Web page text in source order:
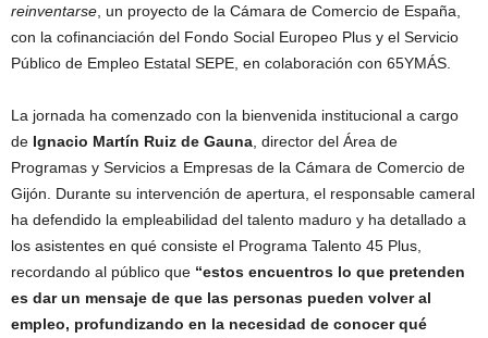
reinventarse , un proyecto de la Cámara de Comercio de España,
con la cofinanciación del Fondo Social Europeo Plus y el Servicio
Público de Empleo Estatal SEPE, en colaboración con 65YMÁS.
La jornada ha comenzado con la bienvenida institucional a cargo
de Ignacio Martín Ruiz de Gauna , director del Área de
Programas y Servicios a Empresas de la Cámara de Comercio de
Gijón. Durante su intervención de apertura, el responsable cameral
ha defendido la empleabilidad del talento maduro y ha detallado a
los asistentes en qué consiste el Programa Talento 45 Plus,
recordando al público que “estos encuentros lo que pretenden
es dar un mensaje de que las personas pueden volver al
empleo, profundizando en la necesidad de conocer qué